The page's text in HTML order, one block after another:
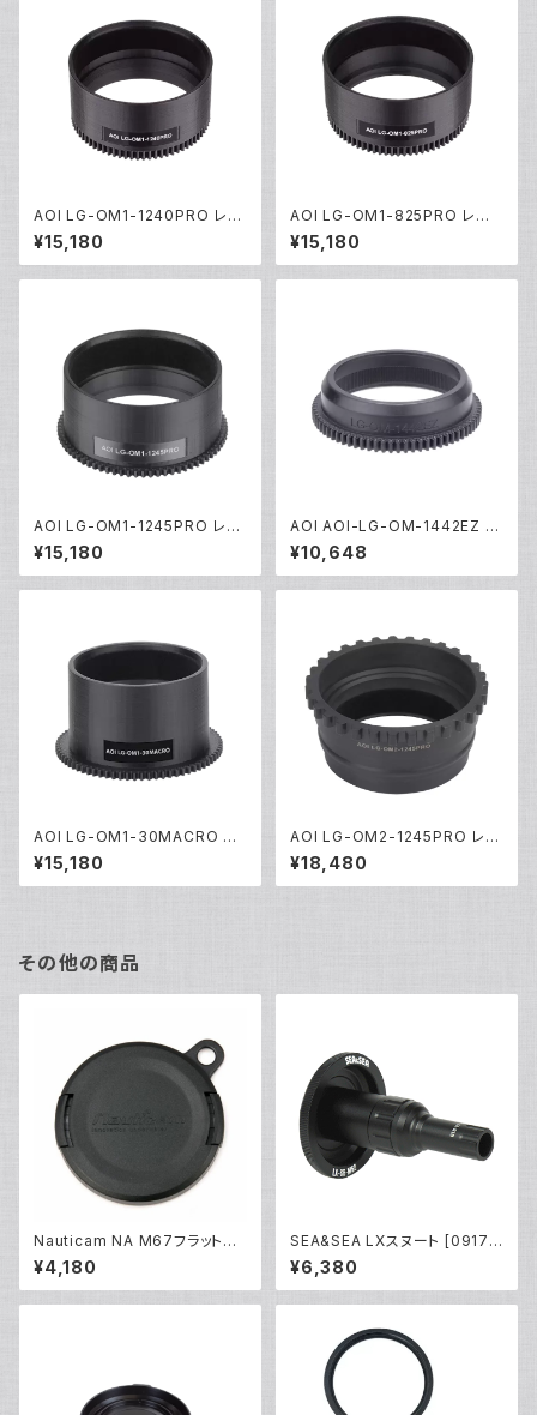
AOI LG-OM1-1240PRO レン
ズギア [21606]
¥15,180
AOI LG-OM1-825PRO レン
ズギア [21604]
¥15,180
AOI LG-OM1-1245PRO レン
ズギア [21493]
¥15,180
AOI AOI-LG-OM-1442EZ レ
ンズギア [21380]
¥10,648
AOI LG-OM1-30MACRO レ
ンズギア [21446]
¥15,180
AOI LG-OM2-1245PRO レン
ズギア [21443]
¥18,480
その他の商品
Nauticam NA M67フラットポ
ートキャップ [20480]
¥4,180
SEA&SEA LXスヌート [0917
2]
¥6,380